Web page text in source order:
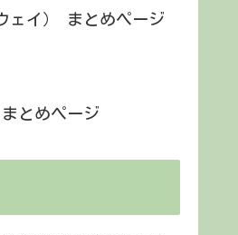
ェイ） まとめページ
とめページ